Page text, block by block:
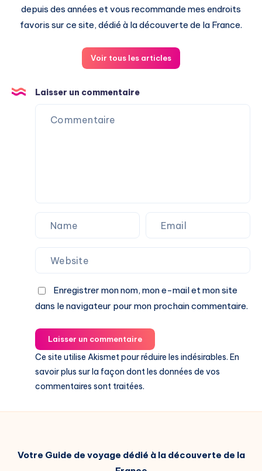
depuis des années et vous recommande mes endroits
favoris sur ce site, dédié à la découverte de la France.
Voir tous les articles
Laisser un commentaire
Enregistrer mon nom, mon e-mail et mon site
dans le navigateur pour mon prochain commentaire.
Laisser un commentaire
Ce site utilise Akismet pour réduire les indésirables. En
savoir plus sur la façon dont les données de vos
commentaires sont traitées.
Votre Guide de voyage dédié à la découverte de la